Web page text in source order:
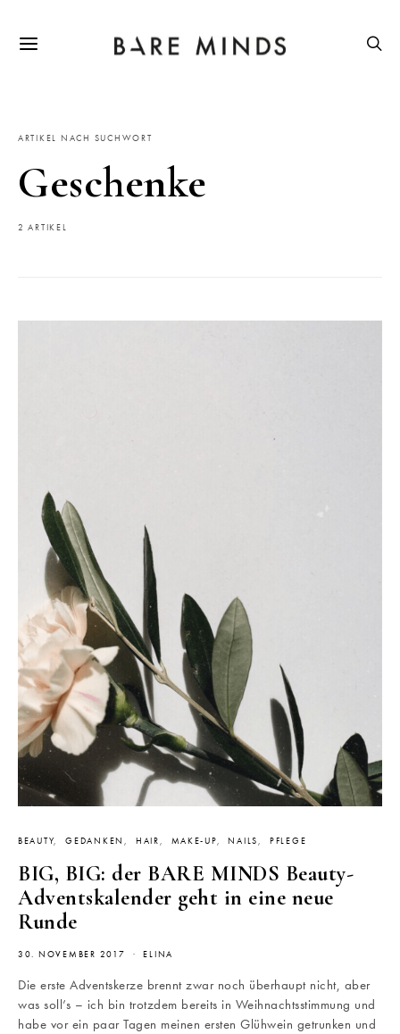
ARTIKEL NACH SUCHWORT
Geschenke
2 ARTIKEL
BEAUTY GEDANKEN HAIR MAKE-UP NAILS PFLEGE
BIG, BIG: der BARE MINDS Beauty-
Adventskalender geht in eine neue
Runde
30. NOVEMBER 2017 ELINA
Die erste Adventskerze brennt zwar noch überhaupt nicht, aber
was soll’s – ich bin trotzdem bereits in Weihnachtsstimmung und
habe vor ein paar Tagen meinen ersten Glühwein getrunken und